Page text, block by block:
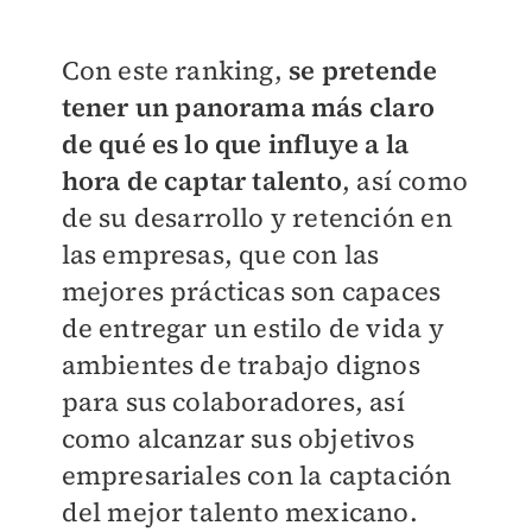
Con este ranking, se pretende
tener un panorama más claro
de qué es lo que influye a la
hora de captar talento, así como
de su desarrollo y retención en
las empresas, que con las
mejores prácticas son capaces
de entregar un estilo de vida y
ambientes de trabajo dignos
para sus colaboradores, así
como alcanzar sus objetivos
empresariales con la captación
del mejor talento mexicano.